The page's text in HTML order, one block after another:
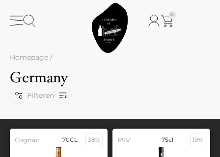
0
Homepage /
Germany
Filteren
Cognac 70CL 38% PSV 75cl 19%